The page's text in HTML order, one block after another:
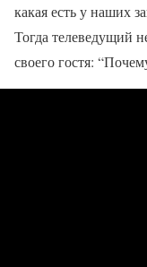
какая есть у наших
Тогда телеведущий
своего гостя: